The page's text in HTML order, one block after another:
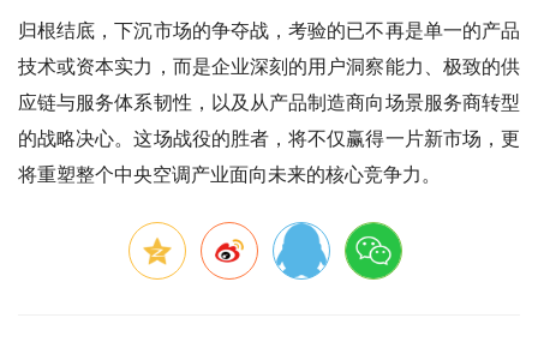
归根结底，下沉市场的争夺战，考验的已不再是单一的产品
技术或资本实力，而是企业深刻的用户洞察能力、极致的供
应链与服务体系韧性，以及从产品制造商向场景服务商转型
的战略决心。这场战役的胜者，将不仅赢得一片新市场，更
将重塑整个中央空调产业面向未来的核心竞争力。